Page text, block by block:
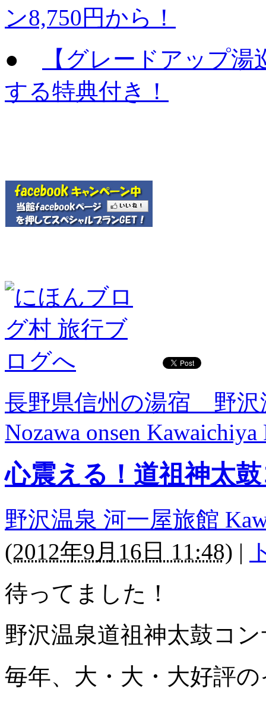
ン8,750円から！
●
【グレードアップ
する特典付き！
長野県信州の湯宿 野沢
Nozawa onsen Kawaichiya
心震える！道祖神太
野沢温泉 河一屋旅館
(2012年9月16日 11:48) |
待ってました！
野沢温泉道祖神太鼓コ
毎年、大・大・大好評